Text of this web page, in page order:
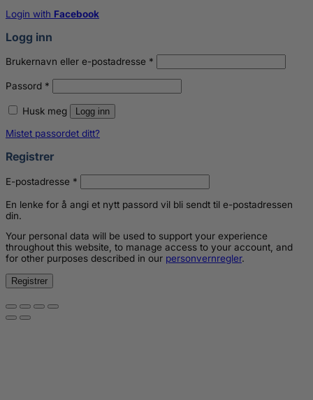
Login with Facebook
Logg inn
Brukernavn eller e-postadresse *
Passord *
Husk meg Logg inn
Mistet passordet ditt?
Registrer
E-postadresse *
En lenke for å angi et nytt passord vil bli sendt til e-postadressen
din.
Your personal data will be used to support your experience
throughout this website, to manage access to your account, and
for other purposes described in our personvernregler.
Registrer